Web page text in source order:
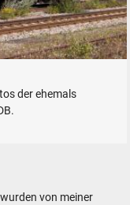
der ehemals
von meiner